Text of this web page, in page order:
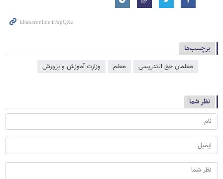
برچسب‌ها
معلمان حق التدریسی معلم وزارت آموزش و پرورش
نظر شما